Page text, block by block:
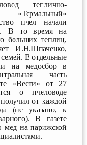
теплично-
пчел начали
В то время на
больших теплиц,
И.Н.Шпаченко,
В отдельные
на медосбор в
часть
«Вести» от 27
о пчеловоде
от каждой
(не указано, к
В газете
мед на парижской